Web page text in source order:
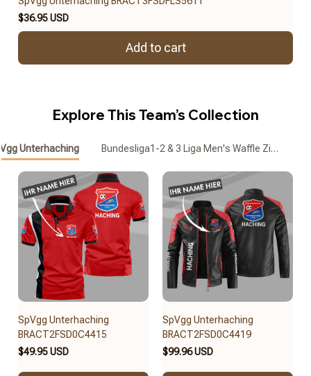
$36.95 USD
Add to cart
Explore This Team’s Collection
Unterhaching Bundesliga1-2 & 3 Liga Men's Waffle Zipper Polo
SpVgg Unterhaching
BRACT2FSD0C4415
$49.95 USD
SpVgg Unterhaching
BRACT2FSD0C4419
$99.96 USD